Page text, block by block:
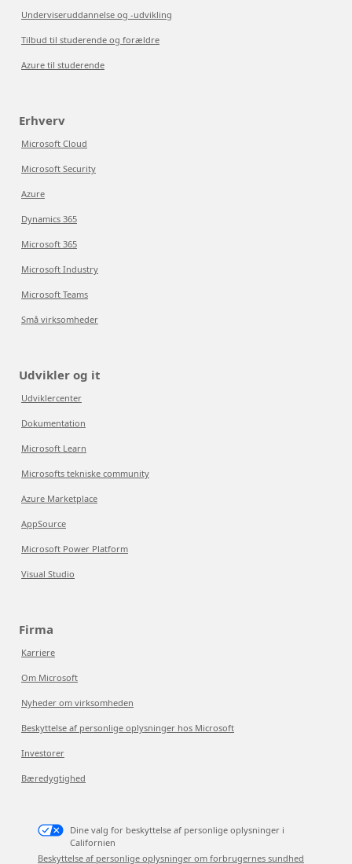
Underviseruddannelse og -udvikling
Tilbud til studerende og forældre
Azure til studerende
Erhverv
Microsoft Cloud
Microsoft Security
Azure
Dynamics 365
Microsoft 365
Microsoft Industry
Microsoft Teams
Små virksomheder
Udvikler og it
Udviklercenter
Dokumentation
Microsoft Learn
Microsofts tekniske community
Azure Marketplace
AppSource
Microsoft Power Platform
Visual Studio
Firma
Karriere
Om Microsoft
Nyheder om virksomheden
Beskyttelse af personlige oplysninger hos Microsoft
Investorer
Bæredygtighed
Dine valg for beskyttelse af personlige oplysninger i
Californien
Beskyttelse af personlige oplysninger om forbrugernes sundhed